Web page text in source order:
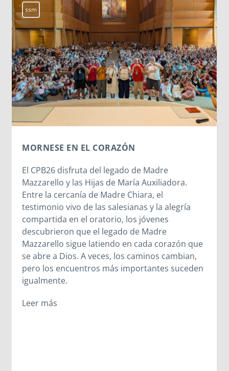
ssm
CHIERI: SIGUIENDO LOS PASOS DEL JOVEN
Chieri marca este tiempo del joven Juan Bosco,
respondiendo así con su esfuerzo y
responsabilidad al mandato de la Maestra del
sueño de los 9 años.
Leer más